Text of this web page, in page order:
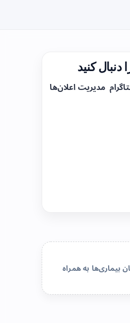
دنبال کنید
مدیریت اعلان‌ها
به همراه